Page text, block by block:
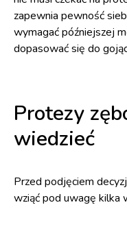
zapewnia pewność
wymagać późniejszej
dopasować się do
Protezy
wiedzieć
Przed podjęciem
wziąć pod uwagę kilka